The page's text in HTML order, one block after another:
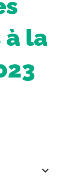
la